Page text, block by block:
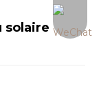
solaire